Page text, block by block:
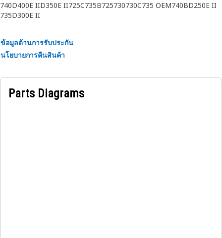
740D400E IID350E II725C735B725730730C735 OEM740BD250E II
735D300E II
ข้อมูลด้านการรับประกัน
นโยบายการคืนสินค้า
Parts Diagrams